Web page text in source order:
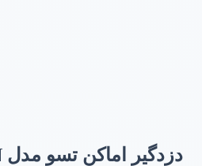
دزدگیر اماکن تسو مدل HW-03-PSTN